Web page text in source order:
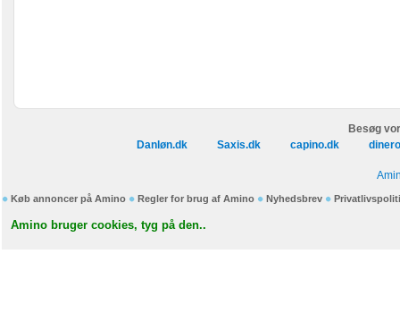
Besøg
Danløn.dk
Saxis.dk capino.dk
Køb annoncer på Amino Regler for brug af Amino Nyhedsbrev
Amino bruger cookies, tyg på den..